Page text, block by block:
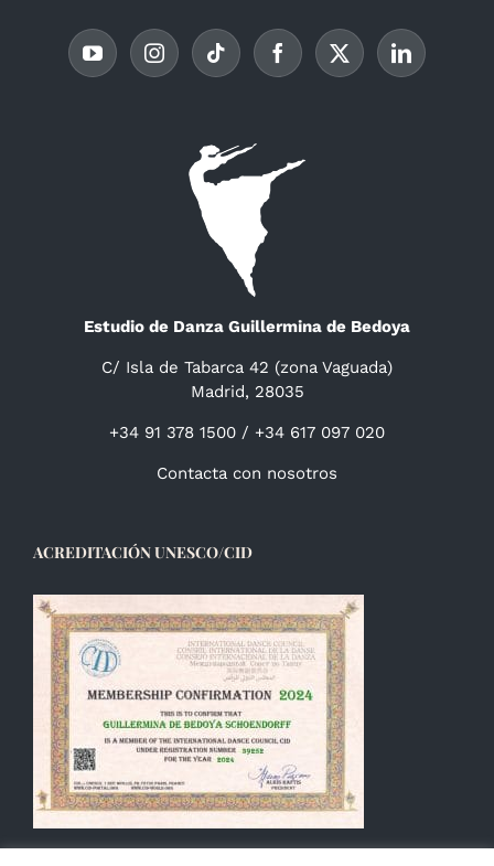
Estudio de Danza Guillermina de Bedoya
C/ Isla de Tabarca 42 (zona Vaguada)
Madrid, 28035
+34 91 378 1500 / +34 617 097 020
Contacta con nosotros
ACREDITACIÓN UNESCO/CID